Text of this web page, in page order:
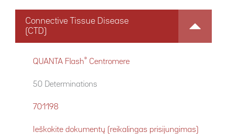
Connective Tissue Disease
(CTD)
QUANTA Flash® Centromere
50 Determinations
701198
Ieškokite dokumentų (reikalingas prisijungimas)